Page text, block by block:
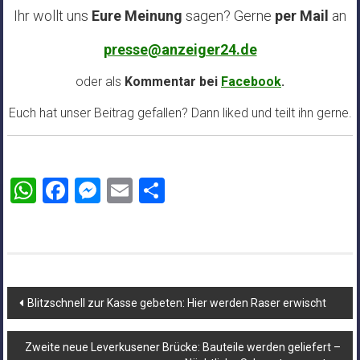
Ihr wollt uns Eure Meinung sagen? Gerne per Mail an
presse@anzeiger24.de
oder als Kommentar bei Facebook.
Euch hat unser Beitrag gefallen? Dann liked und teilt ihn gerne.
WhatsApp
Facebook
Messenger
EmailTeilen
Beitragsnavigation
Blitzschnell zur Kasse gebeten: Hier werden Raser erwischt
Zweite neue Leverkusener Brücke: Bauteile werden geliefert –